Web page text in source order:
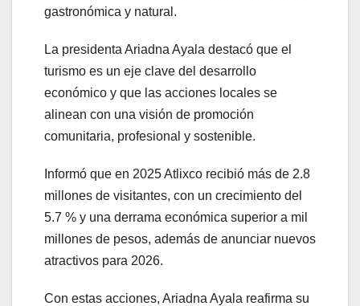
gastronómica y natural.
La presidenta Ariadna Ayala destacó que el
turismo es un eje clave del desarrollo
económico y que las acciones locales se
alinean con una visión de promoción
comunitaria, profesional y sostenible.
Informó que en 2025 Atlixco recibió más de 2.8
millones de visitantes, con un crecimiento del
5.7 % y una derrama económica superior a mil
millones de pesos, además de anunciar nuevos
atractivos para 2026.
Con estas acciones, Ariadna Ayala reafirma su